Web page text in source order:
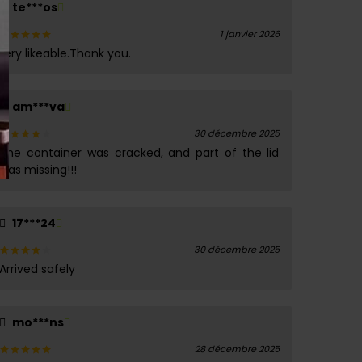
te***os
Note5
1 janvier 2026
Lery likeable.Thank you.
am***va
Note4
sur 5
30 décembre 2025
The container was cracked, and part of the lid
was missing!!!
17***24
Note4
30 décembre 2025
Arrived safely
mo***ns
28 décembre 2025